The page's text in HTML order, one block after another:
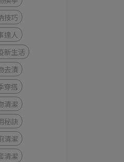
技巧
達人
新生活
去漬
穿搭
清潔
秘訣
清潔
清潔